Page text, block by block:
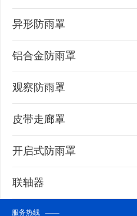
异形防雨罩
铝合金防雨罩
观察防雨罩
皮带走廊罩
开启式防雨罩
联轴器
服务热线 ——